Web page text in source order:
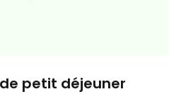
petit déjeuner